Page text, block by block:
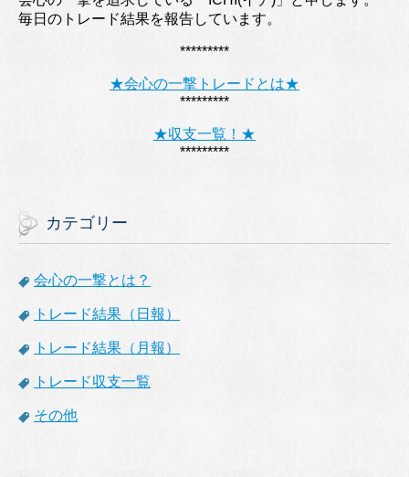
毎日のトレード結果を報告しています。
*********
★会心の一撃トレードとは★
*********
★収支一覧！★
*********
カテゴリー
会心の一撃とは？
トレード結果（日報）
トレード結果（月報）
トレード収支一覧
その他